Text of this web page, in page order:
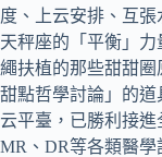
度、上云安排、互
天秤座的「平衡」
繩扶植的那些甜甜圈
甜點哲學討論」的
云平臺，已勝利接進
MR、DR等各類醫